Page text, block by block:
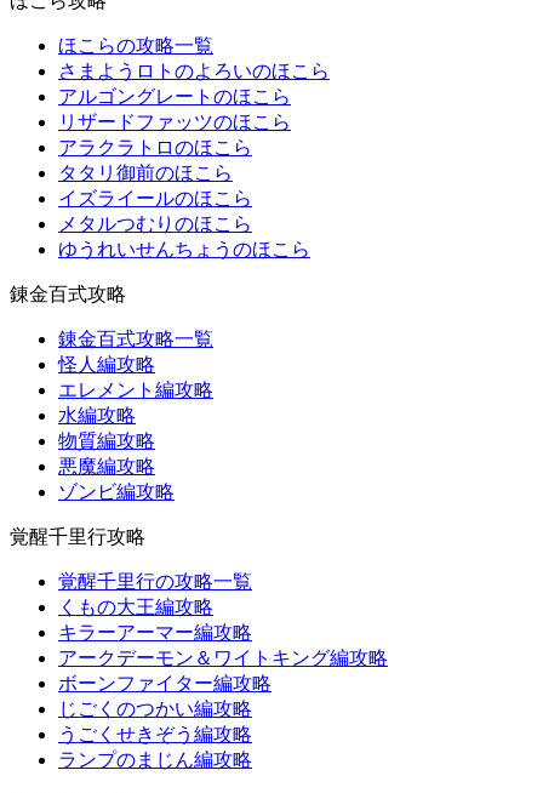
ほこらの攻略一覧
さまようロトのよろいのほこら
アルゴングレートのほこら
リザードファッツのほこら
アラクラトロのほこら
タタリ御前のほこら
イズライールのほこら
メタルつむりのほこら
ゆうれいせんちょうのほこら
錬金百式攻略
錬金百式攻略一覧
怪人編攻略
エレメント編攻略
水編攻略
物質編攻略
悪魔編攻略
ゾンビ編攻略
覚醒千里行攻略
覚醒千里行の攻略一覧
くもの大王編攻略
キラーアーマー編攻略
アークデーモン＆ワイトキング編攻略
ボーンファイター編攻略
じごくのつかい編攻略
うごくせきぞう編攻略
ランプのまじん編攻略